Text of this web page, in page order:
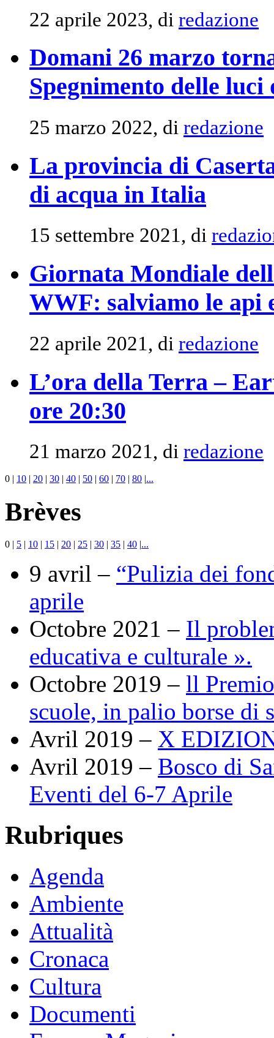
22 aprile 2023, di redazione
Domani 26 marzo
Spegnimento delle luci
25 marzo 2022, di redazione
La provincia di
di acqua in Italia
15 settembre 2021, di
Giornata Mondiale
WWF: salviamo le api
22 aprile 2021, di redazione
L’ora della Terra –
ore 20:30
21 marzo 2021, di redazione
0 | 10 | 20 | 30 | 40 | 50 | 60 | 70 | 80 |...
Brèves
0 | 5 | 10 | 15 | 20 | 25 | 30 | 35 | 40 |...
9 avril – “Pulizia dei
aprile
Octobre 2021 – Il
educativa e culturale ».
Octobre 2019 – ll
scuole, in palio borse di
Avril 2019 – X
Avril 2019 – Bosco di
Eventi del 6-7 Aprile
Rubriques
Agenda
Ambiente
Attualità
Cronaca
Cultura
Documenti